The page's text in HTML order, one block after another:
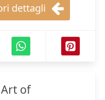
dettagli
of